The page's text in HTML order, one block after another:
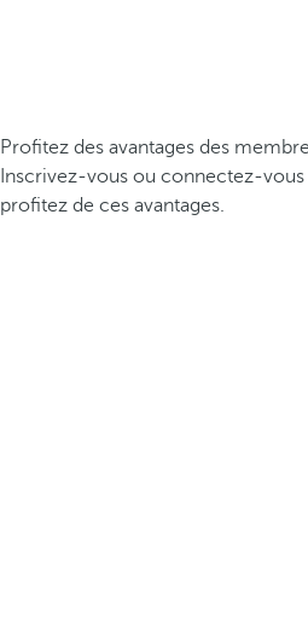
Profitez des avantages des
Inscrivez-vous ou connectez-vous
profitez de ces avantages.